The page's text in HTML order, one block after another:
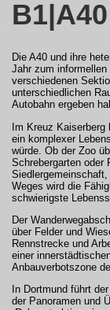
B1|A40
Die A40 und ihre
Jahr zum
verschiedenen
unterschiedlichen
Autobahn ergeben
Im Kreuz
ein komplexer
würde. Ob der Zoo
Schrebergarten oder
Weges wird die
schwierigste
Der
über Felder und
Rennstrecke und
einer
Anbauverbotszone
In Dortmund führt
der Panoramen und